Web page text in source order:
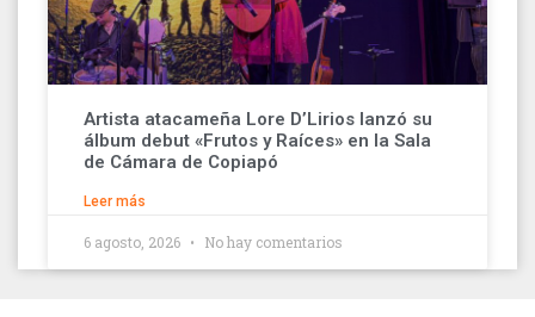
Artista atacameña Lore D’Lirios lanzó su
álbum debut «Frutos y Raíces» en la Sala
de Cámara de Copiapó
Leer más
6 agosto, 2026 No hay comentarios